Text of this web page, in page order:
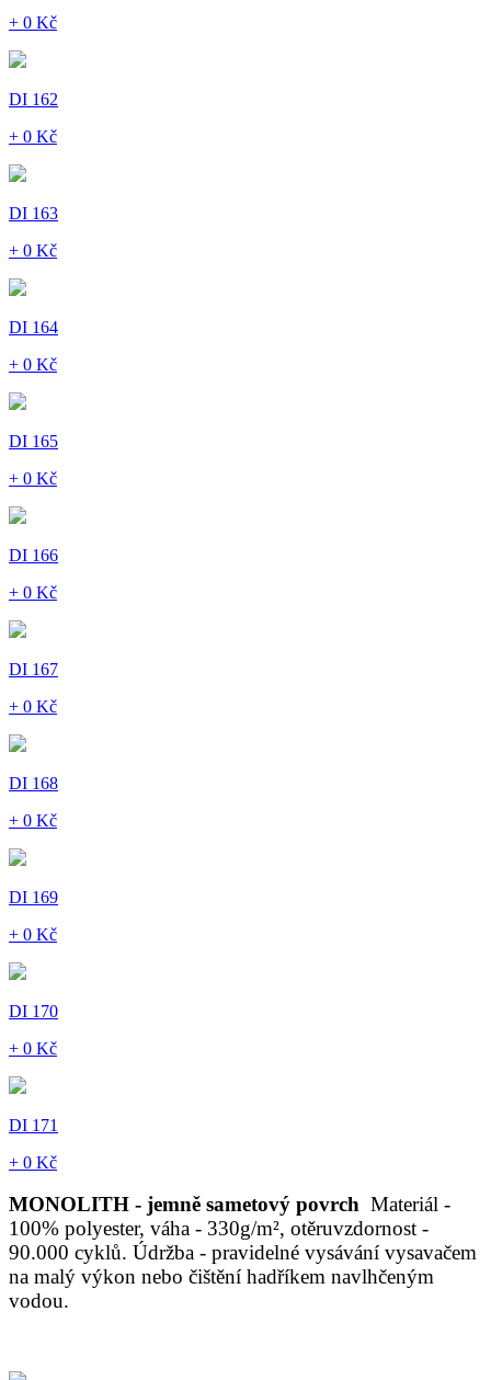
+ 0 Kč
DI 162
+ 0 Kč
DI 163
+ 0 Kč
DI 164
+ 0 Kč
DI 165
+ 0 Kč
DI 166
+ 0 Kč
DI 167
+ 0 Kč
DI 168
+ 0 Kč
DI 169
+ 0 Kč
DI 170
+ 0 Kč
DI 171
+ 0 Kč
MONOLITH - jemně sametový povrch Materiál -
100% polyester, váha - 330g/m², otěruvzdornost -
90.000 cyklů. Údržba - pravidelné vysávání vysavačem
na malý výkon nebo čištění hadříkem navlhčeným
vodou.